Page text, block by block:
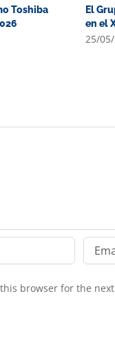
Toshiba
El
en el
25/
browser for the